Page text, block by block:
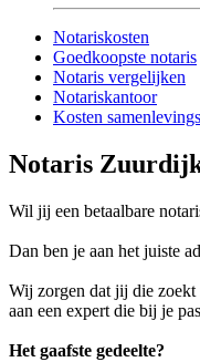
Notariskosten
Goedkoopste notaris
Notaris vergelijken
Notariskantoor
Kosten
Notaris
Wil jij een betaalbare
Dan ben je aan het juiste
Wij zorgen dat jij die zoekt
aan een expert die bij je
Het gaafste gedeelte?